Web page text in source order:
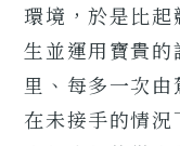
環境，於是比
生並運用寶貴
里、每多一次
在未接手的情